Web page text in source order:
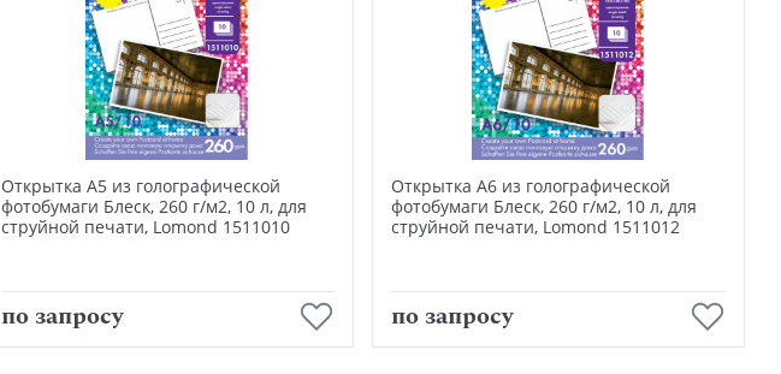
Открытка А5 из голографической
фотобумаги Блеск, 260 г/м2, 10 л, для
струйной печати, Lomond 1511010
по запросу
Открытка А6 из голографической
фотобумаги Блеск, 260 г/м2, 10 л, для
струйной печати, Lomond 1511012
по запросу